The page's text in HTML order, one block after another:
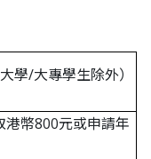
學/大專學生除外）
幣800元或申請年